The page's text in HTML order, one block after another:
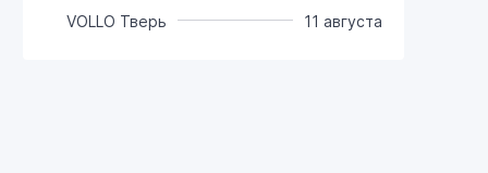
VOLLO Тверь
11 августа